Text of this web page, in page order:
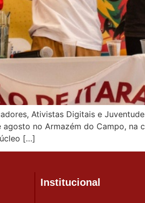
Ativistas Digitais e
no Armazém do Campo, na
[…]
Institucional